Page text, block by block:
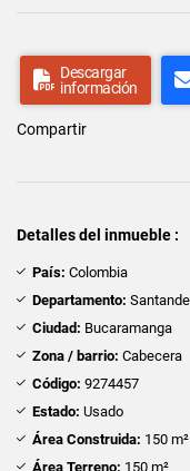
Descargar
información
Compartir
Detalles del inmueble :
País: Colombia
Departamento:
Ciudad: Bucaramanga
Zona / barrio: Cabecera
Código: 9274457
Estado: Usado
Área Construida: 150 m²
Área Terreno: 150 m²